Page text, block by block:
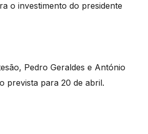
o investimento do presidente
Pedro Geraldes e António
prevista para 20 de abril.